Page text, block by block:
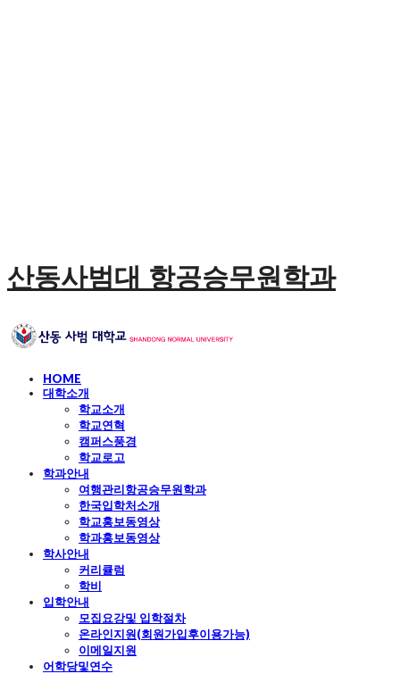
산동사범대 항공승무원학과
HOME
대학소개
학교소개
학교연혁
캠퍼스풍경
학교로고
학과안내
여행관리항공승무원학과
한국입학처소개
학교홍보동영상
학과홍보동영상
학사안내
커리큘럼
학비
입학안내
모집요강및 입학절차
온라인지원(회원가입후이용가능)
이메일지원
어학당및연수